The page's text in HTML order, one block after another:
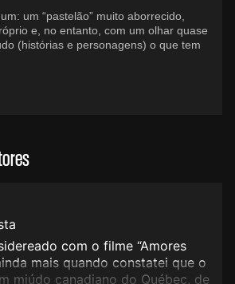
um “pastelão” muito aborrecido,
e, no entanto, com um olhar quase
(histórias e personagens) o que tem
com o filme “Amores
mais quando constatei que o
miúdo canadiano do Québec, de